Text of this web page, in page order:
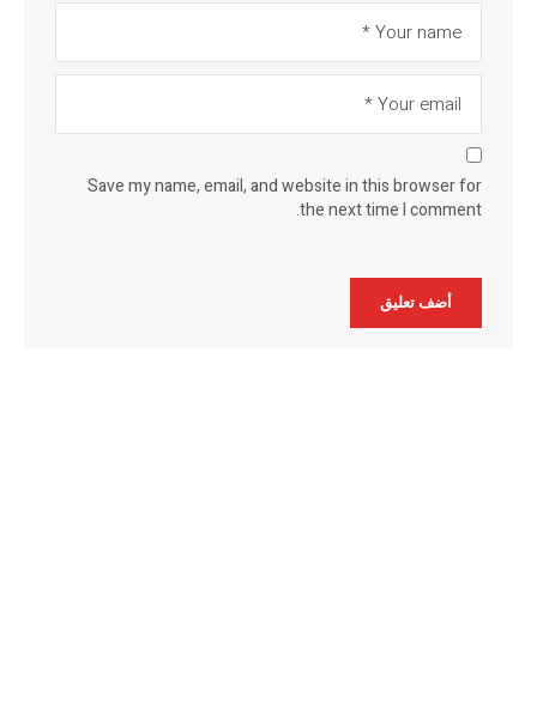
Save my name, email, and website in this browser for
the next time I comment.